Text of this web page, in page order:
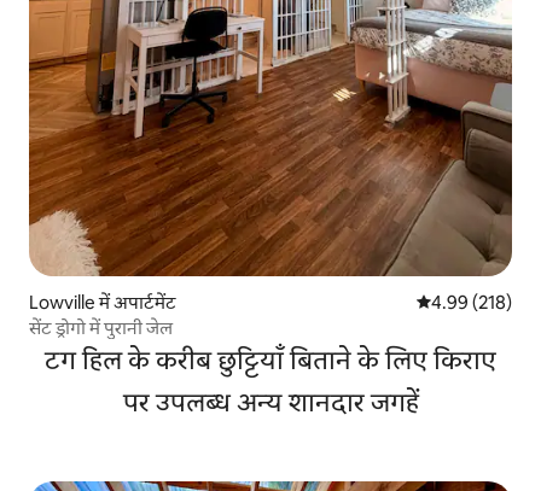
Lowville में अपार्टमेंट औसत रेटिंग 5 में से
4.99 (218)
सेंट ड्रोगो में पुरानी जेल
टग हिल के करीब छुट्टियाँ बिताने के लिए किराए
पर उपलब्ध अन्य शानदार जगहें